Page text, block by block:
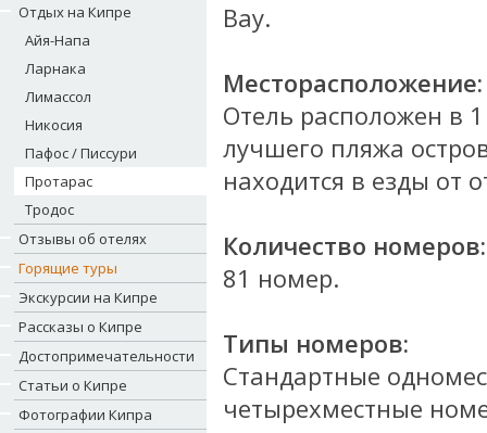
Отдых на Кипре
Айя-Напа
Ларнака
Лимассол
Никосия
Пафос / Писсури
Протарас
Тродос
Отзывы об отелях
Горящие туры
Экскурсии на Кипре
Рассказы о Кипре
Достопримечательности
Статьи о Кипре
Фотографии Кипра
Bay.
Месторасположение:
Отель расположен в
лучшего пляжа
находится в езды от
Количество номеров:
81 номер.
Типы номеров:
Стандартные
четырехместные